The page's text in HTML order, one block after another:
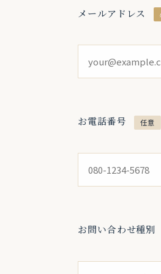
メールアドレス
お電話番号 任意
お問い合わせ種別